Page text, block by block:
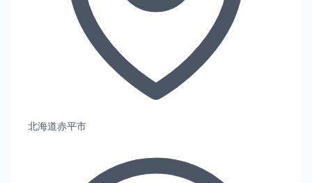
北海道赤平市